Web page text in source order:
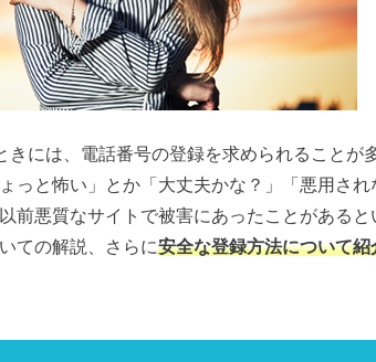
には、電話番号の登録を求められることが
っと怖い」とか「大丈夫かな？」「悪用され
前悪質なサイトで被害にあったことがあると
ての解説、さらに安全な登録方法について紹